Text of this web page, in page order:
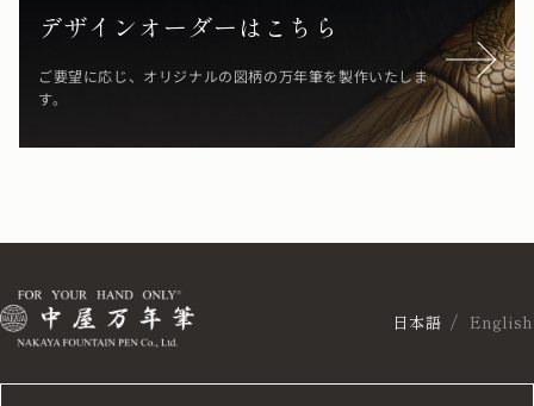
デザインオーダーはこちら
ご要望に応じ、オリジナルの図柄の万年筆を製作いたしま
す。
日本語 English